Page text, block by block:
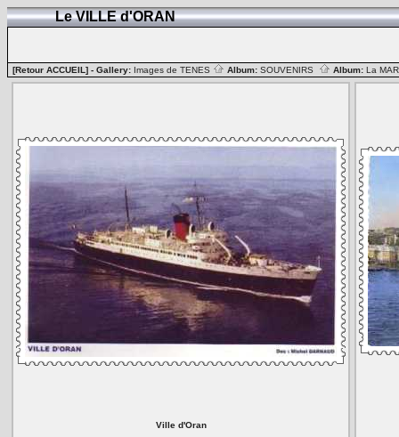
Le VILLE d'ORAN
[Retour ACCUEIL] - Gallery: Images de TENES Album: SOUVENIRS Album: La
Ville d'Oran